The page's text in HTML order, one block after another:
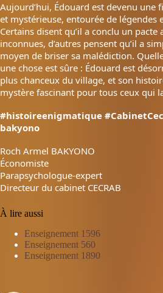
Aujourd’hui, Édouard est devenu une
et mystérieuse, entourée de légendes
Certains disent qu’il a conclu un pacte
inconnues, d’autres pensent qu’il a
moyen de briser sa malédiction.
une chose est sûre : Édouard est
plus chanceux du village, et son
mystère fascinant pour tous ceux qui
#histoireenigmatique
bakyono
Roch Armel BAKYONO
Économiste
Parapsychologue-expert
Directeur du cabinet CECRAB
À lire aussi
Enseignement 1596
Enseignement 560
Enseignement 1890